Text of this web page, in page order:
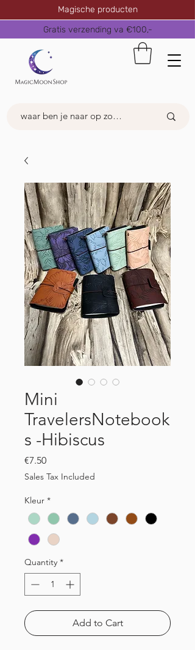
Magische producten
Gratis verzending va €100,-
Mini
TravelersNotebook
s -Hibiscus
€7.50Price
Sales Tax Included
Kleur *
Quantity *
Add to Cart